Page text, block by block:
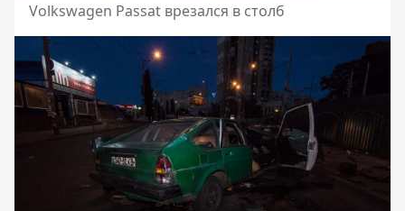
Volkswagen Passat врезался в столб